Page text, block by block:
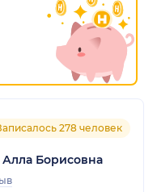
278 человек
Борисовна